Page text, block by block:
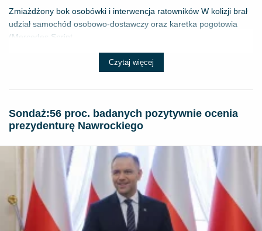
Zmiażdżony bok osobówki i interwencja ratowników W kolizji brał
udział samochód osobowo-dostawczy oraz karetka pogotowia
(Mercedes Sprint...
Czytaj więcej
​Sondaż:56 proc. badanych pozytywnie ocenia
prezydenturę Nawrockiego